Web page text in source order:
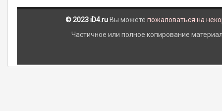
© 2023 iD4.ru Вы можете пожаловаться на
Частичное или полное копирование